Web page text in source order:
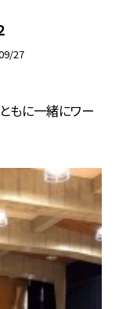
27
もに一緒にワー